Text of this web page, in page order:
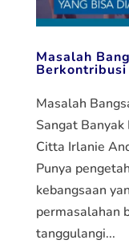
Masalah
Berkontribusi
Masalah
Sangat Banyak
Citta Irlanie
Punya
kebangsaan
permasalahan
tanggulangi...